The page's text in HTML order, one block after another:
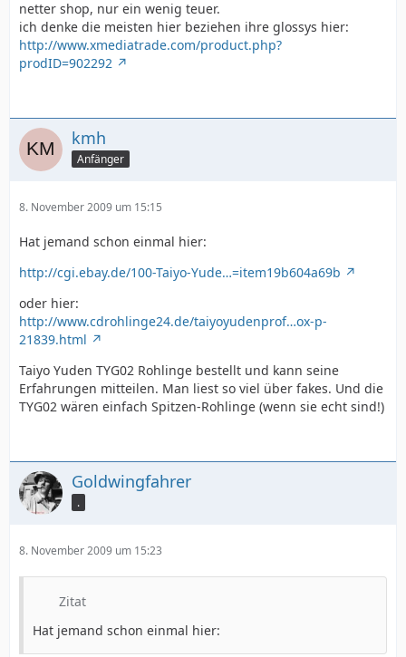
netter shop, nur ein wenig teuer.
ich denke die meisten hier beziehen ihre glossys hier:
http://www.xmediatrade.com/product.php?
prodID=902292
kmh
Anfänger
8. November 2009 um 15:15
Hat jemand schon einmal hier:
http://cgi.ebay.de/100-Taiyo-Yude…=item19b604a69b
oder hier:
http://www.cdrohlinge24.de/taiyoyudenprof…ox-p-
21839.html
Taiyo Yuden TYG02 Rohlinge bestellt und kann seine
Erfahrungen mitteilen. Man liest so viel über fakes. Und die
TYG02 wären einfach Spitzen-Rohlinge (wenn sie echt sind!)
Goldwingfahrer
.
8. November 2009 um 15:23
Zitat
Hat jemand schon einmal hier: